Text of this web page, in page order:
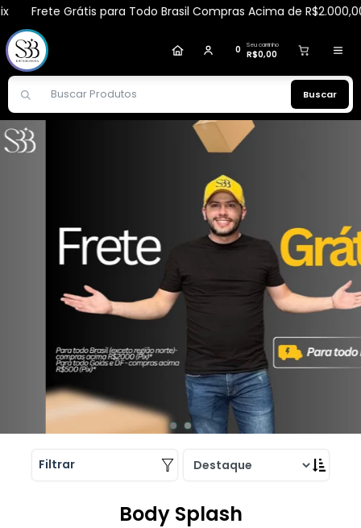
Frete Grátis para Todo Brasil Compras Acima de R$2.000,00 via
0 Seu carrinho
R$0,00
Buscar
Filtrar
Body Splash
Erilenecomprou[KIT 4UND] Body Splash +
Pedido de R$ 402,93